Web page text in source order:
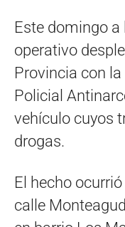
Este domingo
operativo
Provincia con
Policial
vehículo cuyos
drogas.
El hecho
calle